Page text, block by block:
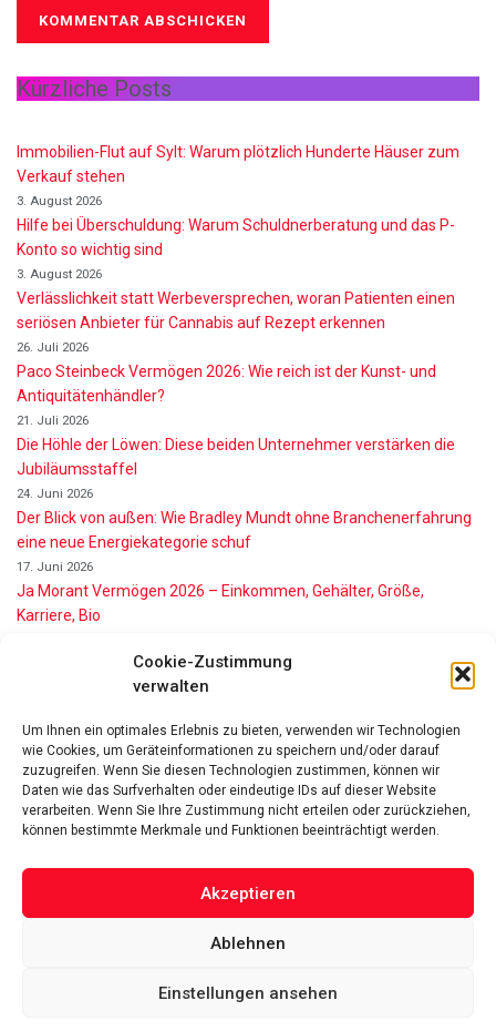
Cookie-Zustimmung
verwalten
Um Ihnen ein optimales Erlebnis zu bieten, verwenden wir Technologien
wie Cookies, um Geräteinformationen zu speichern und/oder darauf
zuzugreifen. Wenn Sie diesen Technologien zustimmen, können wir
Daten wie das Surfverhalten oder eindeutige IDs auf dieser Website
verarbeiten. Wenn Sie Ihre Zustimmung nicht erteilen oder zurückziehen,
können bestimmte Merkmale und Funktionen beeinträchtigt werden.
Akzeptieren
Ablehnen
Einstellungen ansehen
Kürzliche Posts
Immobilien-Flut auf Sylt: Warum plötzlich Hunderte Häuser zum
Verkauf stehen
3. August 2026
Hilfe bei Überschuldung: Warum Schuldnerberatung und das P-
Konto so wichtig sind
3. August 2026
Verlässlichkeit statt Werbeversprechen, woran Patienten einen
seriösen Anbieter für Cannabis auf Rezept erkennen
26. Juli 2026
Paco Steinbeck Vermögen 2026: Wie reich ist der Kunst- und
Antiquitätenhändler?
21. Juli 2026
Die Höhle der Löwen: Diese beiden Unternehmer verstärken die
Jubiläumsstaffel
24. Juni 2026
Der Blick von außen: Wie Bradley Mundt ohne Branchenerfahrung
eine neue Energiekategorie schuf
17. Juni 2026
Ja Morant Vermögen 2026 – Einkommen, Gehälter, Größe,
Karriere, Bio
Alice Walton Vermögen 2026: So reich ist die Walmart-Erbin
wirklich
11. Juni 2026
Nino de Angelo Vermögen 2026 Wie Reich Ist Er?
9. Juni 2026
Das Vermögen von Promis von A bis Z
Twitter